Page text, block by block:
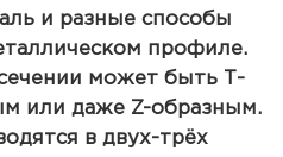
и разные способы
профиле.
может быть Т-
или даже Z-образным.
в двух-трёх